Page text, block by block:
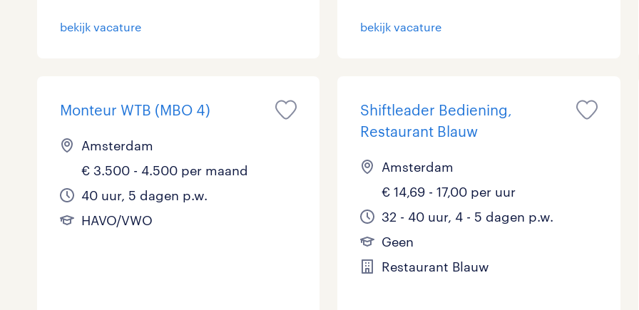
Secretarieel 0 Supply chain & procurement
Webcare
toon 8 resultaten
bekijk vacature bekijk vacature
Monteur WTB (MBO 4)
Amsterdam
€ 3.500 - 4.500 per maand
40 uur, 5 dagen p.w.
HAVO/VWO
Shiftleader Bediening,
Restaurant Blauw
Amsterdam
€ 14,69 - 17,00 per uur
32 - 40 uur, 4 - 5 dagen p.w.
Geen
Restaurant Blauw